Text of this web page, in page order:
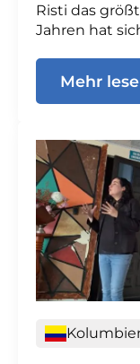
Risti das
Jahren hat
Mehr